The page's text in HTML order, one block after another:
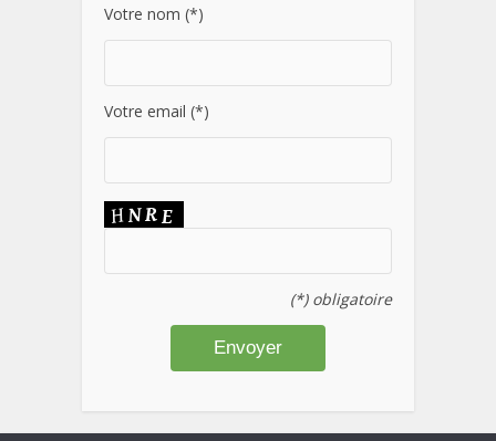
Votre nom (*)
Votre email (*)
(*) obligatoire